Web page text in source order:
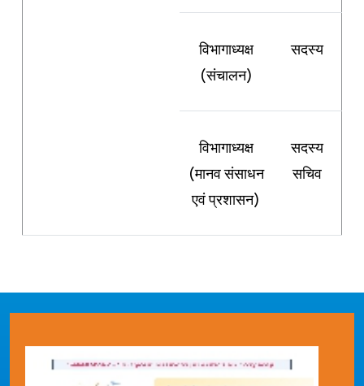
विभागाध्यक्ष
(संचालन)
सदस्य
विभागाध्यक्ष
(मानव संसाधन
एवं प्रशासन)
सदस्य
सचिव